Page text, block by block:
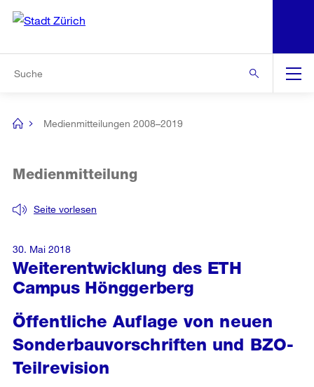
Navigation
[no
Medienmitteilungen 2008–2019
Weiterentwicklung des ETH
Campus Hönggerberg
Seite vorlesen
Medienmitteilung
Öffentliche Auflage von neuen
Sonderbauvorschriften und BZO-
Teilrevision
30. Mai 2018